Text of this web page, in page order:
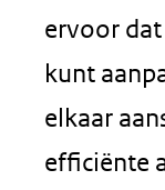
ervoor
kunt
elkaar
efficiënte